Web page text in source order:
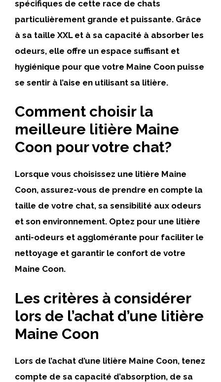
spécifiques de cette race de chats
particulièrement grande et puissante. Grâce
à sa taille XXL et à sa capacité à absorber les
odeurs, elle offre un espace suffisant et
hygiénique pour que votre Maine Coon puisse
se sentir à l’aise en utilisant sa litière.
Comment choisir la
meilleure litière Maine
Coon pour votre chat?
Lorsque vous choisissez une litière Maine
Coon, assurez-vous de prendre en compte la
taille de votre chat, sa sensibilité aux odeurs
et son environnement. Optez pour une litière
anti-odeurs et agglomérante pour faciliter le
nettoyage et garantir le confort de votre
Maine Coon.
Les critères à considérer
lors de l’achat d’une litière
Maine Coon
Lors de l’achat d’une litière Maine Coon, tenez
compte de sa capacité d’absorption, de sa